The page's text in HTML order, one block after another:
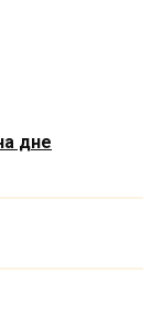
дне